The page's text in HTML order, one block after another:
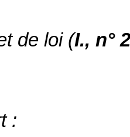
de loi (I., n°
: